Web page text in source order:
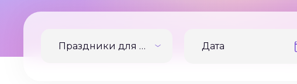
Праздники для взрослых